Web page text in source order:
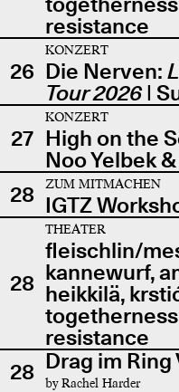
resistance
26
KONZERT
Die Nerven:
Tour 2026|
27
KONZERT
High on the
Noo Yelbek
28
ZUM MITMACHEN
IGTZ
28
THEATER
fleischlin/
kannewurf,
heikkilä,
resistance
28 Drag im Ring
by Rachel Harder